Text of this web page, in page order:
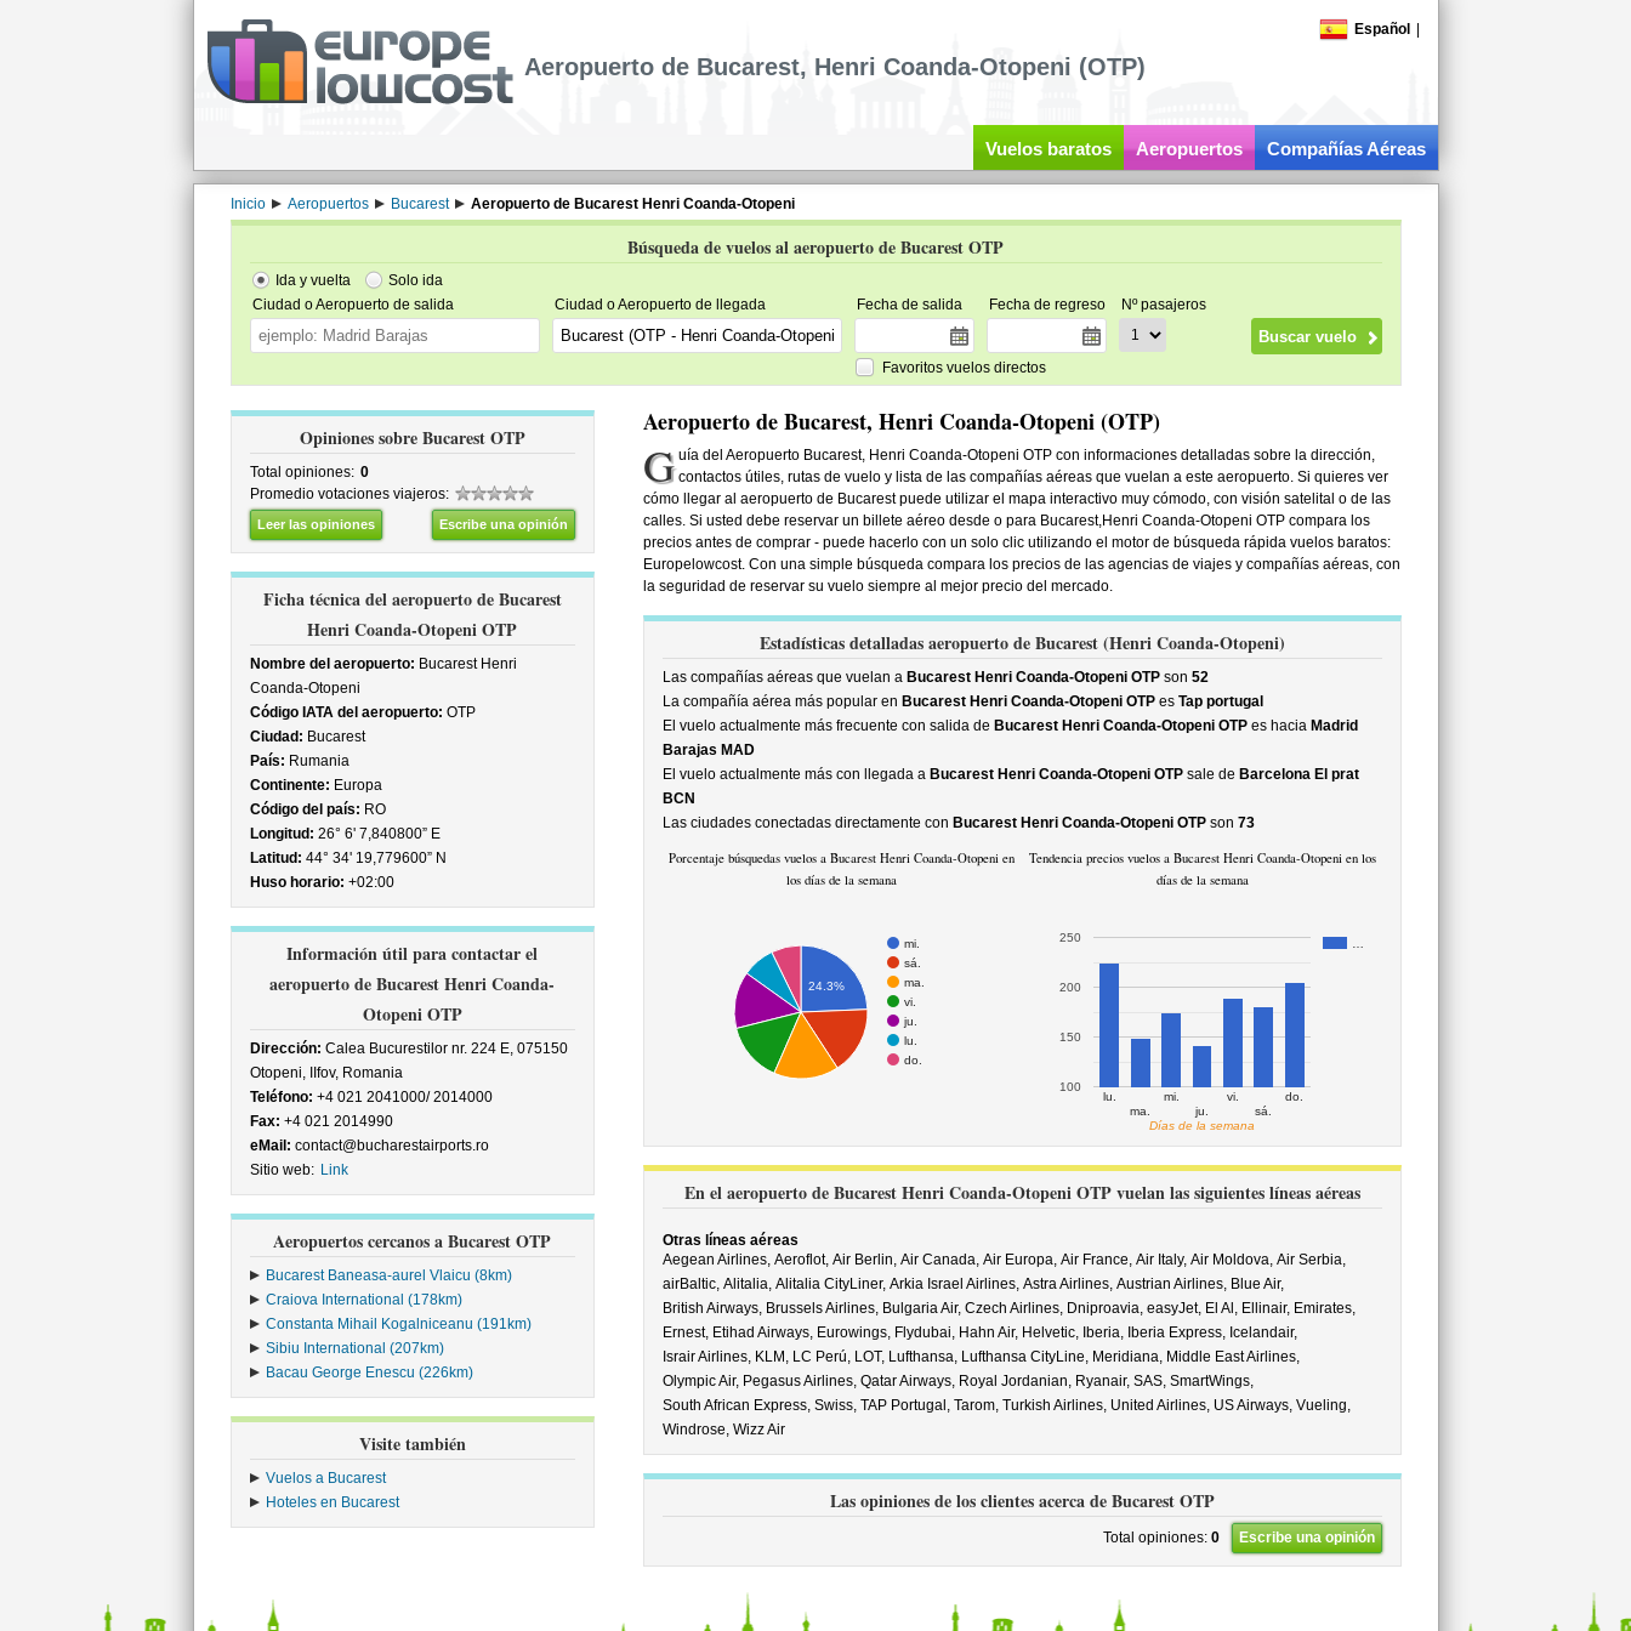
Español
Aeropuerto de Bucarest, Henri Coanda-Otopeni (OTP)
Vuelos baratos Aeropuertos Compañías Aéreas
Inicio Aeropuertos Bucarest Aeropuerto de Bucarest Henri Coanda-Otopeni
Búsqueda de vuelos al aeropuerto de Bucarest OTP
Ida y vuelta
Solo ida
Ciudad o Aeropuerto de salida
Ciudad o Aeropuerto de llegada Fecha de salida Fecha de regreso Nº pasajeros
Favoritos vuelos directos
Opiniones sobre Bucarest OTP
Total opiniones: 0
Promedio votaciones viajeros:
Leer las opiniones Escribe una opinión
Ficha técnica del aeropuerto de Bucarest
Henri Coanda-Otopeni OTP
Nombre del aeropuerto: Bucarest Henri
Coanda-Otopeni
Código IATA del aeropuerto: OTP
Ciudad: Bucarest
País: Rumania
Continente: Europa
Código del país: RO
Longitud: 26° 6' 7,840800” E
Latitud: 44° 34' 19,779600” N
Huso horario: +02:00
Información útil para contactar el
aeropuerto de Bucarest Henri Coanda-
Otopeni OTP
Dirección: Calea Bucurestilor nr. 224 E, 075150
Otopeni, IIfov, Romania
Teléfono: +4 021 2041000/ 2014000
Fax: +4 021 2014990
eMail: contact@bucharestairports.ro
Sitio web: Link
Aeropuertos cercanos a Bucarest OTP
Bucarest Baneasa-aurel Vlaicu (8km)
Craiova International (178km)
Constanta Mihail Kogalniceanu (191km)
Sibiu International (207km)
Bacau George Enescu (226km)
Visite también
Vuelos a Bucarest
Hoteles en Bucarest
Aeropuerto de Bucarest, Henri Coanda-Otopeni (OTP)
G uía del Aeropuerto Bucarest, Henri Coanda-Otopeni OTP con informaciones detalladas sobre la dirección,
contactos útiles, rutas de vuelo y lista de las compañías aéreas que vuelan a este aeropuerto. Si quieres ver
cómo llegar al aeropuerto de Bucarest puede utilizar el mapa interactivo muy cómodo, con visión satelital o de las
calles. Si usted debe reservar un billete aéreo desde o para Bucarest,Henri Coanda-Otopeni OTP compara los
precios antes de comprar - puede hacerlo con un solo clic utilizando el motor de búsqueda rápida vuelos baratos:
Europelowcost. Con una simple búsqueda compara los precios de las agencias de viajes y compañías aéreas, con
la seguridad de reservar su vuelo siempre al mejor precio del mercado.
Estadísticas detalladas aeropuerto de Bucarest (Henri Coanda-Otopeni)
Las compañías aéreas que vuelan a Bucarest Henri Coanda-Otopeni OTPson 52
La compañía aérea más popular en Bucarest Henri Coanda-Otopeni OTPes Tap portugal
El vuelo actualmente más frecuente con salida de Bucarest Henri Coanda-Otopeni OTPes hacia Madrid
Barajas MAD
El vuelo actualmente más con llegada a Bucarest Henri Coanda-Otopeni OTPsale de Barcelona El prat
BCN
Las ciudades conectadas directamente con Bucarest Henri Coanda-Otopeni OTPson 73
Porcentaje búsquedas vuelos a Bucarest Henri Coanda-Otopeni en
los días de la semana
mi.
sá.
ma.
vi.
ju.
lu.
do.
24.3%
Tendencia precios vuelos a Bucarest Henri Coanda-Otopeni en los
días de la semana
lu.
ma.
mi.
ju.
vi.
sá.
do.
100
150
200
250
Días de la semana
En el aeropuerto de Bucarest Henri Coanda-Otopeni OTP vuelan las siguientes líneas aéreas
Otras líneas aéreas
Aegean Airlines, Aeroflot, Air Berlin, Air Canada, Air Europa, Air France, Air Italy, Air Moldova, Air Serbia,
airBaltic, Alitalia, Alitalia CityLiner, Arkia Israel Airlines, Astra Airlines, Austrian Airlines, Blue Air,
British Airways, Brussels Airlines, Bulgaria Air, Czech Airlines, Dniproavia, easyJet, El Al, Ellinair, Emirates,
Ernest, Etihad Airways, Eurowings, Flydubai, Hahn Air, Helvetic, Iberia, Iberia Express, Icelandair,
Israir Airlines, KLM, LC Perú, LOT, Lufthansa, Lufthansa CityLine, Meridiana, Middle East Airlines,
Olympic Air, Pegasus Airlines, Qatar Airways, Royal Jordanian, Ryanair, SAS, SmartWings,
South African Express, Swiss, TAP Portugal, Tarom, Turkish Airlines, United Airlines, US Airways, Vueling,
Windrose, Wizz Air
Las opiniones de los clientes acerca de Bucarest OTP
Total opiniones: 0 Escribe una opinión